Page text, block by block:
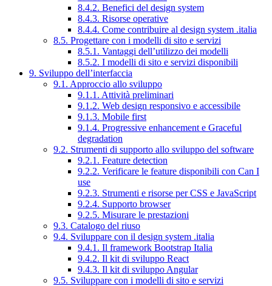
8.4.2. Benefici del design system
8.4.3. Risorse operative
8.4.4. Come contribuire al design system .italia
8.5. Progettare con i modelli di sito e servizi
8.5.1. Vantaggi dell’utilizzo dei modelli
8.5.2. I modelli di sito e servizi disponibili
9. Sviluppo dell’interfaccia
9.1. Approccio allo sviluppo
9.1.1. Attività preliminari
9.1.2. Web design responsivo e accessibile
9.1.3. Mobile first
9.1.4. Progressive enhancement e Graceful
degradation
9.2. Strumenti di supporto allo sviluppo del software
9.2.1. Feature detection
9.2.2. Verificare le feature disponibili con Can I
use
9.2.3. Strumenti e risorse per CSS e JavaScript
9.2.4. Supporto browser
9.2.5. Misurare le prestazioni
9.3. Catalogo del riuso
9.4. Sviluppare con il design system .italia
9.4.1. Il framework Bootstrap Italia
9.4.2. Il kit di sviluppo React
9.4.3. Il kit di sviluppo Angular
9.5. Sviluppare con i modelli di sito e servizi